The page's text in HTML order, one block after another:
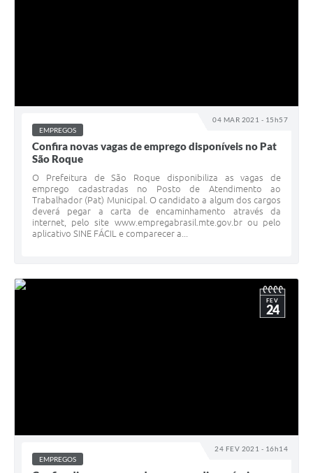
04 MAR 2021 - 15h57
EMPREGOS
Confira novas vagas de emprego disponíveis no Pat
São Roque
O Prefeitura de São Roque disponibiliza as vagas de
emprego cadastradas no Posto de Atendimento ao
Trabalhador (Pat) Municipal. O candidato a algum dos cargos
deverá pegar a carta de encaminhamento através da
internet, pelo site www.empregabrasil.mte.gov.br ou pelo
aplicativo SINE FÁCIL e comparecer a...
24 FEV 2021 - 16h14
FEV
24
EMPREGOS